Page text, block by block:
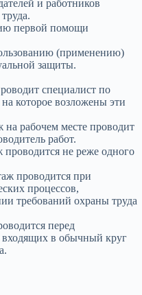
и работников
первой помощи
(применению)
защиты.
специалист по
которое возложены эти
рабочем месте проводит
работ.
не реже одного
проводится при
процессов,
требований охраны труда
перед
в обычный круг